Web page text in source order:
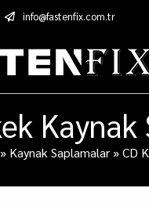
info@fastenfix.com.tr
» Kaynak Saplamalar»CD